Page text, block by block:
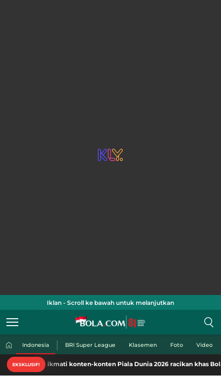
Iklan - Scroll ke bawah untuk melanjutkan
Indonesia BRI Super League Klasemen Foto Video
EKSKLUSIF!Nikmati konten-konten Piala Dunia 2026 racikan khas